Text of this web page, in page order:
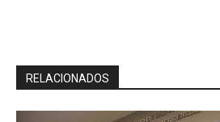
RELACIONADOS